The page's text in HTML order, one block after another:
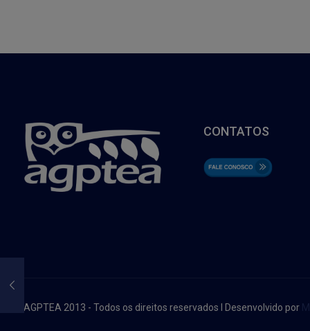
CONTATOS
AGPTEA 2013 - Todos os direitos reservados I Desenvolvido por